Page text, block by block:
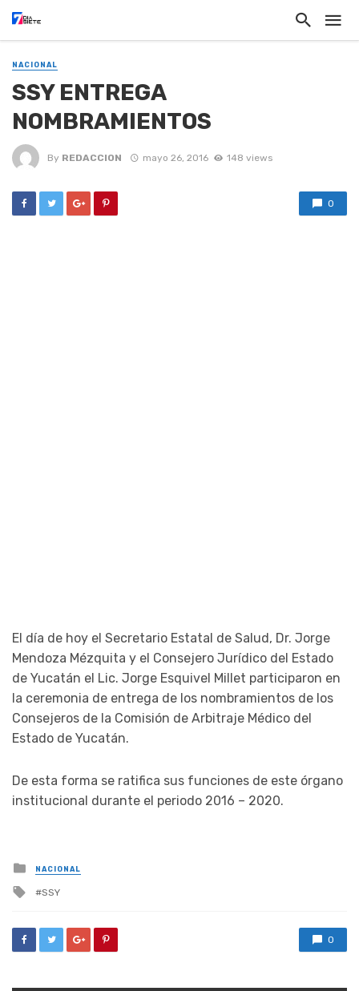
NACIONAL
SSY ENTREGA
NOMBRAMIENTOS
By REDACCION mayo 26, 2016 148 views
0
El día de hoy el Secretario Estatal de Salud, Dr. Jorge
Mendoza Mézquita y el Consejero Jurídico del Estado
de Yucatán el Lic. Jorge Esquivel Millet participaron en
la ceremonia de entrega de los nombramientos de los
Consejeros de la Comisión de Arbitraje Médico del
Estado de Yucatán.
De esta forma se ratifica sus funciones de este órgano
institucional durante el periodo 2016 – 2020.
Posted
in
NACIONAL
Tagged
SSY
0